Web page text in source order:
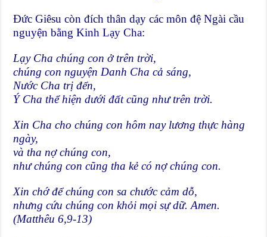
Đức Giêsu còn đích thân dạy các môn đệ Ngài cầu
nguyện bằng Kinh Lạy Cha:
Lạy Cha chúng con ở trên trời,
chúng con nguyện Danh Cha cả sáng,
Nước Cha trị đển,
Ý Cha thể hiện dưới đất cũng như trên trời.
Xin Cha cho chúng con hôm nay lương thực hàng
ngày,
và tha nợ chúng con,
như chúng con cũng tha kẻ có nợ chúng con.
Xin chớ để chúng con sa chước cảm dỗ,
nhưng cứu chúng con khỏi mọi sự dữ. Amen.
(Matthêu 6,9-13)